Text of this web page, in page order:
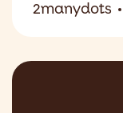
2manydots